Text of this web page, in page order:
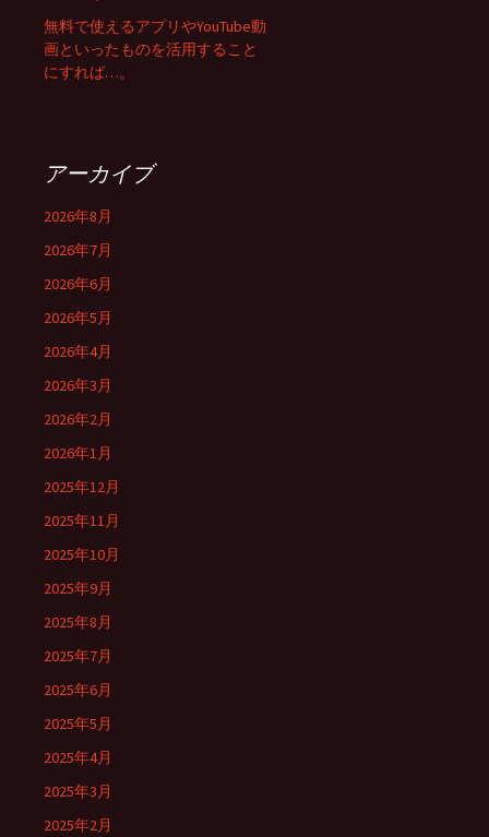
無料で使えるアプリやYouTube動
画といったものを活用すること
にすれば…。
アーカイブ
2026年8月
2026年7月
2026年6月
2026年5月
2026年4月
2026年3月
2026年2月
2026年1月
2025年12月
2025年11月
2025年10月
2025年9月
2025年8月
2025年7月
2025年6月
2025年5月
2025年4月
2025年3月
2025年2月